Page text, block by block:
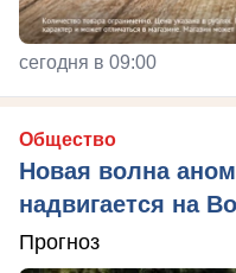
сегодня в 09:00
Общество
Новая волна
надвигается на
Прогноз